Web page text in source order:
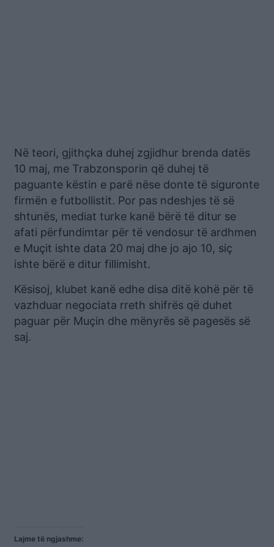
Në teori, gjithçka duhej zgjidhur brenda datës
10 maj, me Trabzonsporin që duhej të
paguante këstin e parë nëse donte të siguronte
firmën e futbollistit. Por pas ndeshjes të së
shtunës, mediat turke kanë bërë të ditur se
afati përfundimtar për të vendosur të ardhmen
e Muçit ishte data 20 maj dhe jo ajo 10, siç
ishte bërë e ditur fillimisht.
Kësisoj, klubet kanë edhe disa ditë kohë për të
vazhduar negociata rreth shifrës që duhet
paguar për Muçin dhe mënyrës së pagesës së
saj.
Lajme të ngjashme: